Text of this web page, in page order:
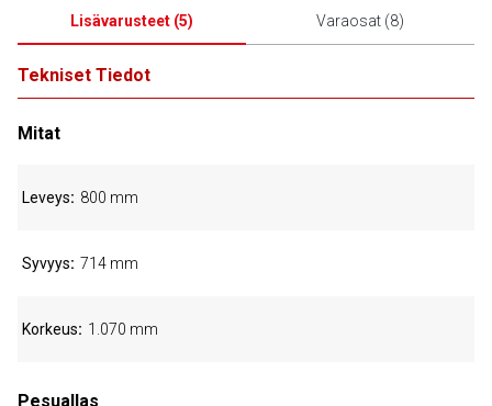
Lisävarusteet (5) Varaosat (8)
Tekniset Tiedot
Mitat
Leveys 800 mm
Syvyys 714 mm
Korkeus 1.070 mm
Pesuallas